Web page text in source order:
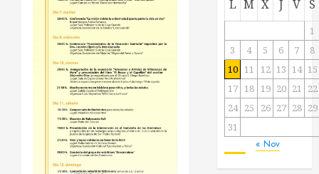
L M X J V S
1
3
4 5 6 7
8
10 11 12 13 14 15
17 18 19 20 21 22
24 25 26 27 28 29
31
« Nov